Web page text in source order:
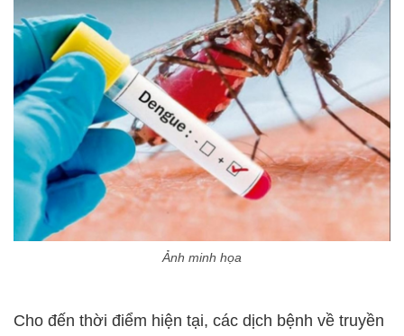
Ảnh minh họa
Cho đến thời điểm hiện tại, các dịch bệnh về truyền